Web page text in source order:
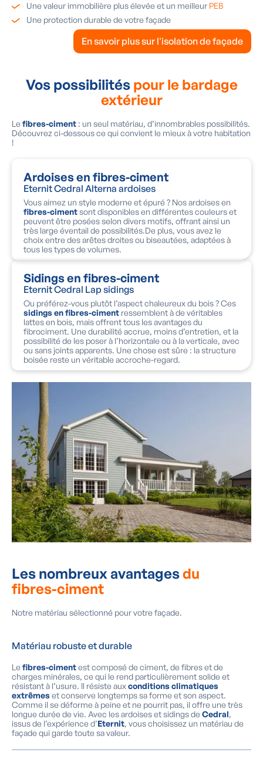
Une valeur immobilière plus élevée et un meilleur PEB
Une protection durable de votre façade
En savoir plus sur l'isolation de façade
Vos possibilités pour le bardage
extérieur
Le fibres-ciment : un seul matériau, d’innombrables possibilités.
Découvrez ci-dessous ce qui convient le mieux à votre habitation
!
Ardoises en fibres-ciment
Eternit Cedral Alterna ardoises
Vous aimez un style moderne et épuré ? Nos ardoises en
fibres-cimentsont disponibles en différentes couleurs et
peuvent être posées selon divers motifs, offrant ainsi un
très large éventail de possibilités.De plus, vous avez le
choix entre des arêtes droites ou biseautées, adaptées à
tous les types de volumes.
Sidings en fibres-ciment
Eternit Cedral Lap sidings
Ou préférez-vous plutôt l’aspect chaleureux du bois ? Ces
sidings en fibres-ciment ressemblent à de véritables
lattes en bois, mais offrent tous les avantages du
fibrociment. Une durabilité accrue, moins d’entretien, et la
possibilité de les poser à l’horizontale ou à la verticale, avec
ou sans joints apparents. Une chose est sûre : la structure
boisée reste un véritable accroche-regard.
Les nombreux avantagesdu
fibres-ciment
Notre matériau sélectionné pour votre façade.
Matériau robuste et durable
Le fibres-cimentest composé de ciment, de fibres et de
charges minérales, ce qui le rend particulièrement solide et
résistant à l’usure. Il résiste auxconditions climatiques
extrêmeset conserve longtemps sa forme et son aspect.
Comme il se déforme à peine et ne pourrit pas, il offre une très
longue durée de vie. Avec les ardoises et sidings de Cedral,
issus de l’expérience d’Eternit, vous choisissez un matériau de
façade qui garde toute sa valeur.